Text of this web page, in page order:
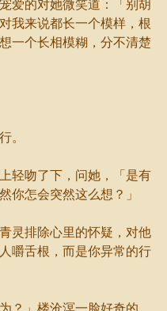
的对她微笑道：「别胡
我来说都长一个模样，根
一个长相模糊，分不清楚
。
吻了下，问她，「是有
你怎会突然这么想？」
排除心里的怀疑，对他
嚼舌根，而是你异常的行
」楼沧溟一脸好奇的